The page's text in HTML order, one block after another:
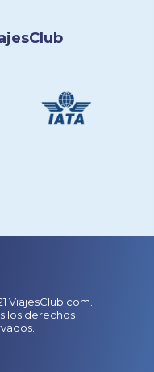
ViajesClub.com.
los derechos